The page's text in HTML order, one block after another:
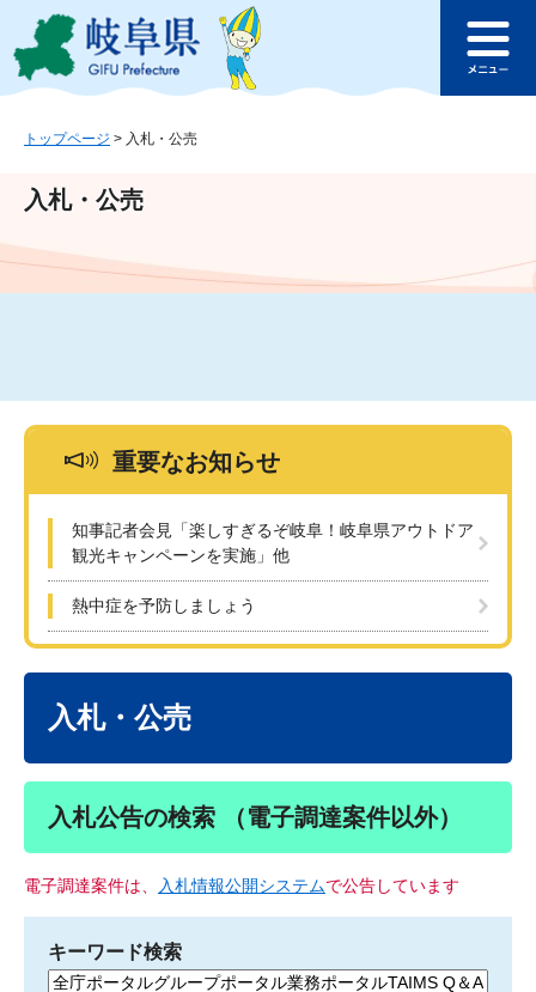
ジ
ュ
文
このページの本文へ
ュ
トップページ > 入札・公売
入札・公売
重要なお知らせ
知事記者会見「楽しすぎるぞ岐阜！岐阜県アウトドア
観光キャンペーンを実施」他
熱中症を予防しましょう
入札・公売
入札公告の検索 （電子調達案件以外）
電子調達案件は、 入札情報公開システムで公告しています
キーワード検索
検